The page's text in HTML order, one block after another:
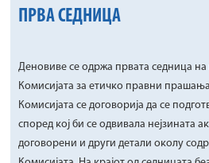
ПРВА СЕДНИЦА
Деновиве се одржа првата седница на
Комисијата за етичко правни
Комисијата се договорија да се
според кој би се одвивала нејзината
договорени и други детали околу